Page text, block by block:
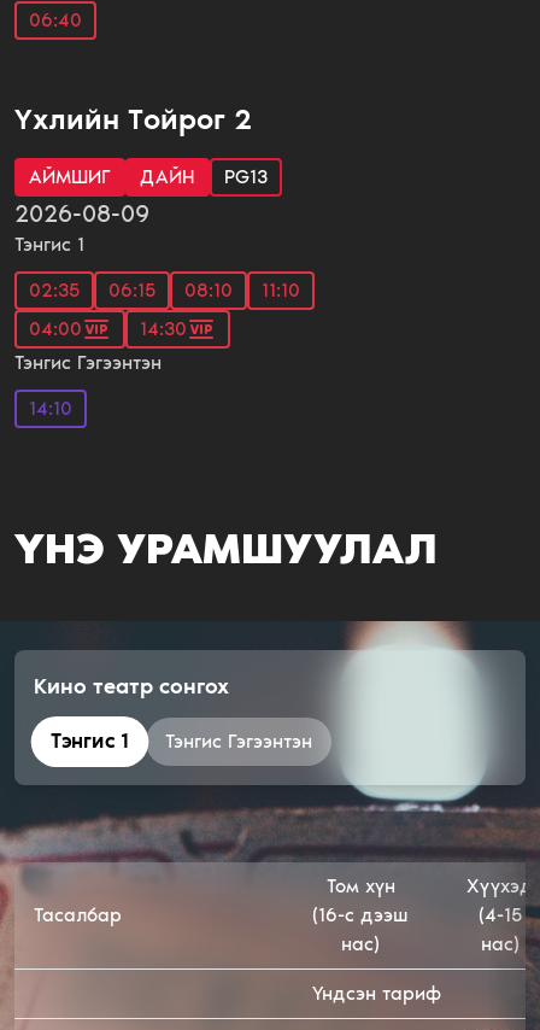
06:40
Үхлийн Tойрог 2
АЙМШИГ ДАЙН PG13
2026-08-09
Тэнгис 1
02:35
06:15 08:10
11:10
04:00
14:30
Тэнгис Гэгээнтэн
14:10
ҮНЭ УРАМШУУЛАЛ
Кино театр сонгох
Тэнгис 1 Тэнгис Гэгээнтэн
Тасалбар
Том хүн
(16-с дээш
нас)
Хүүхэд
(4-15
нас)
Үндсэн тариф